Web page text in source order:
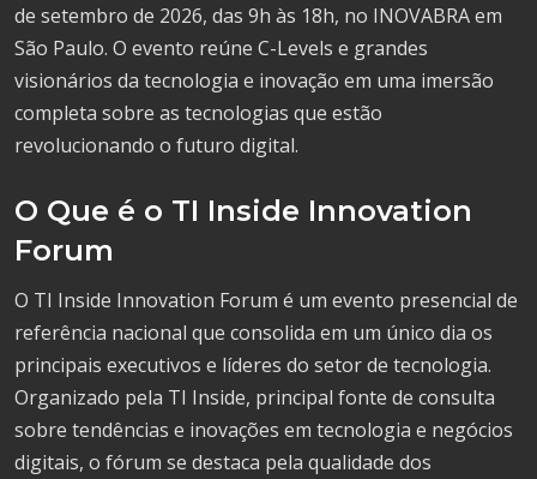
de setembro de 2026, das 9h às 18h, no INOVABRA em
São Paulo. O evento reúne C-Levels e grandes
visionários da tecnologia e inovação em uma imersão
completa sobre as tecnologias que estão
revolucionando o futuro digital.
O Que é o TI Inside Innovation
Forum
O TI Inside Innovation Forum é um evento presencial de
referência nacional que consolida em um único dia os
principais executivos e líderes do setor de tecnologia.
Organizado pela TI Inside, principal fonte de consulta
sobre tendências e inovações em tecnologia e negócios
digitais, o fórum se destaca pela qualidade dos